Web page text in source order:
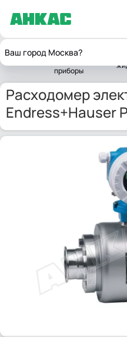
Ваш город Москва?
Главная
Контрольно-
приборы
Расходомер
Endress+Hauser